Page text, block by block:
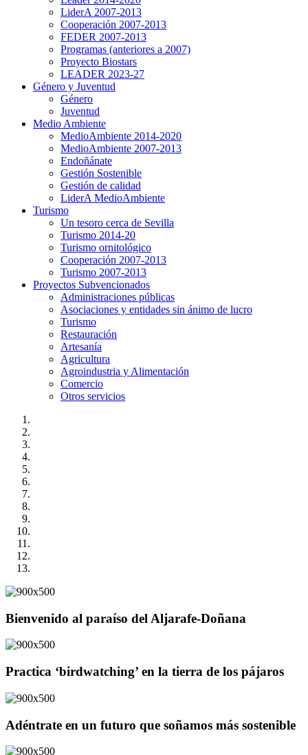
LiderA 2007-2013
Cooperación 2007-2013
FEDER 2007-2013
Programas (anteriores a 2007)
Proyecto Biostars
LEADER 2023-27
Género y Juventud
Género
Juventud
Medio Ambiente
MedioAmbiente 2014-2020
MedioAmbiente 2007-2013
Endoñánate
Gestión Sostenible
Gestión de calidad
LiderA MedioAmbiente
Turismo
Un tesoro cerca de Sevilla
Turismo 2014-20
Turismo ornitológico
Cooperación 2007-2013
Turismo 2007-2013
Proyectos Subvencionados
Administraciones públicas
Asociaciones y entidades sin ánimo de lucro
Turismo
Restauración
Artesanía
Agricultura
Agroindustria y Alimentación
Comercio
Otros servicios
Bienvenido al paraíso del Aljarafe-Doñana
Practica ‘birdwatching’ en la tierra de los pájaros
Adéntrate en un futuro que soñamos más sostenible